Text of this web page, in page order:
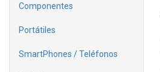
Componentes
Portátiles
SmartPhones / Teléfonos